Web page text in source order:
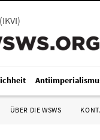
(IKVI)
ÜBER DIE WSWS